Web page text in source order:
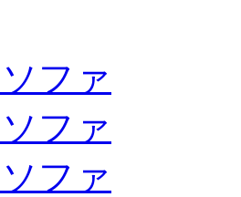
ファ
ファ
ファ